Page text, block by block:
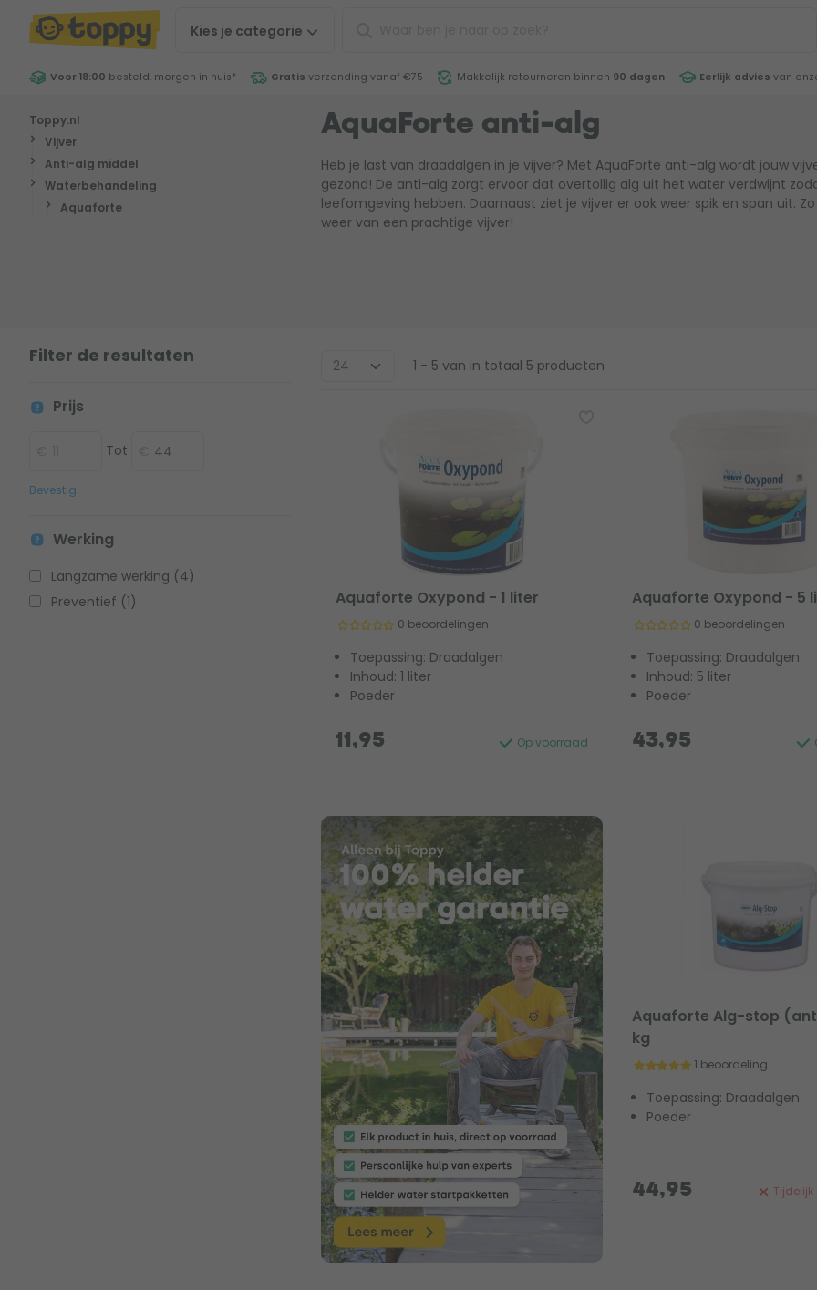
Kies je categorie
Voor 18:00 besteld, morgen in huis* Gratis verzending vanaf €75 Makkelijk retourneren binnen 90 dagen Eerlijk advies van
Toppy.nl
Vijver
Anti-alg middel
Waterbehandeling
Aquaforte
AquaForte anti-alg
Heb je last van draadalgen in je vijver? Met AquaForte anti-alg wordt jouw
gezond! De anti-alg zorgt ervoor dat overtollig alg uit het water verdwijnt
leefomgeving hebben. Daarnaast ziet je vijver er ook weer spik en span uit.
weer van een prachtige vijver!
Filter de resultaten
Prijs
Tot
Bevestig
Werking
Langzame werking (4)
Preventief (1)
1 - 5 van in totaal 5 producten
Aquaforte Oxypond - 1 liter
0 beoordelingen
Toepassing: Draadalgen
Inhoud: 1 liter
Poeder
Op voorraad
11,95
Aquaforte Oxypond - 5
0 beoordelingen
Toepassing: Draadalgen
Inhoud: 5 liter
Poeder
43,95
Aquaforte Alg-stop
kg
1 beoordeling
Toepassing: Draadalgen
Poeder
44,95